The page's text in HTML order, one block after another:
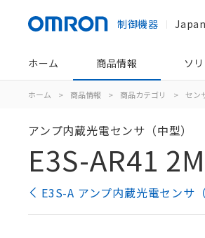
制御機器 Japan
ホーム 商品情報 ソ
ホーム > 商品情報 > 商品カテゴリ > セン
アンプ内蔵光電センサ（中型）
E3S-AR41 2M
E3S-A アンプ内蔵光電センサ